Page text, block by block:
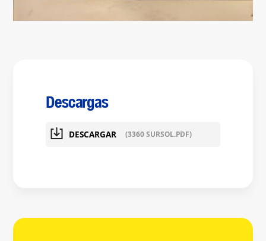
Descargas
DESCARGAR (3360 SURSOL.PDF)